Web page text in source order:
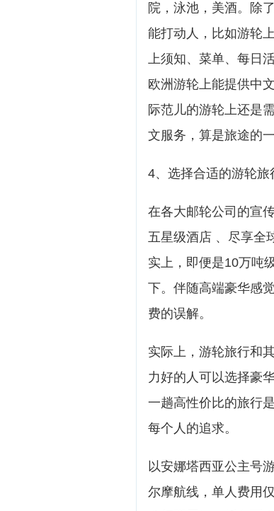
院，泳池，美酒。除
能打动人，比如游轮
上须知、菜单、每日
欧洲游轮上能提供中
际范儿的游轮上还是
文服务，算是旅途的
4、选择合适的游轮旅
在各大邮轮公司的宣
五星级酒店 、尽享全
实上，即便是10万吨
下。伴随高端豪华感
费的误解。
实际上，游轮旅行和
力好的人可以选择豪
一趟高性价比的旅行
每个人的追求。
以安娜塔西亚公主号
尔摩航线，单人费用